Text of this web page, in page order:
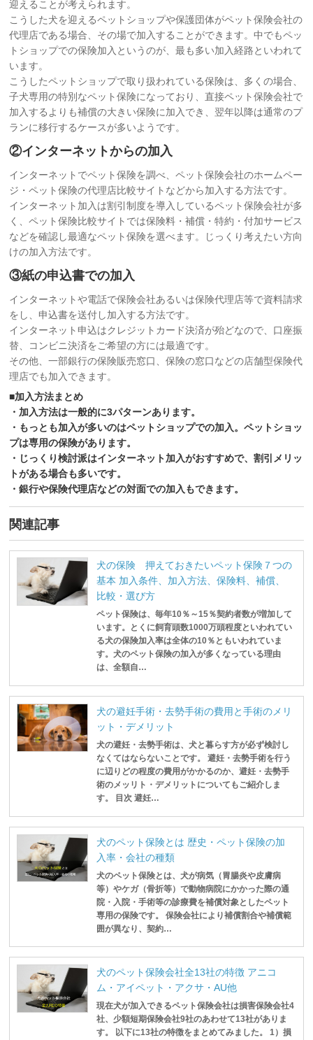
迎えることが考えられます。
こうした犬を迎えるペットショップや保護団体がペット保険会社の
代理店である場合、その場で加入することができます。中でもペッ
トショップでの保険加入というのが、最も多い加入経路といわれて
います。
こうしたペットショップで取り扱われている保険は、多くの場合、
子犬専用の特別なペット保険になっており、直接ペット保険会社で
加入するよりも補償の大きい保険に加入でき、翌年以降は通常のプ
ランに移行するケースが多いようです。
②インターネットからの加入
インターネットでペット保険を調べ、ペット保険会社のホームペー
ジ・ペット保険の代理店比較サイトなどから加入する方法です。
インターネット加入は割引制度を導入しているペット保険会社が多
く、ペット保険比較サイトでは保険料・補償・特約・付加サービス
などを確認し最適なペット保険を選べます。じっくり考えたい方向
けの加入方法です。
③紙の申込書での加入
インターネットや電話で保険会社あるいは保険代理店等で資料請求
をし、申込書を送付し加入する方法です。
インターネット申込はクレジットカード決済が殆どなので、口座振
替、コンビニ決済をご希望の方には最適です。
その他、一部銀行の保険販売窓口、保険の窓口などの店舗型保険代
理店でも加入できます。
■加入方法まとめ
・加入方法は一般的に3パターンあります。
・もっとも加入が多いのはペットショップでの加入。ペットショッ
プは専用の保険があります。
・じっくり検討派はインターネット加入がおすすめで、割引メリッ
トがある場合も多いです。
・銀行や保険代理店などの対面での加入もできます。
関連記事
犬の保険 押えておきたいペット保険７つの
基本 加入条件、加入方法、保険料、補償、
比較・選び方
ペット保険は、毎年10％～15％契約者数が増加して
います。とくに飼育頭数1000万頭程度といわれてい
る犬の保険加入率は全体の10％ともいわれていま
す。犬のペット保険の加入が多くなっている理由
は、全額自…
犬の避妊手術・去勢手術の費用と手術のメリ
ット・デメリット
犬の避妊・去勢手術は、犬と暮らす方が必ず検討し
なくてはならないことです。 避妊・去勢手術を行う
に辺りどの程度の費用がかかるのか、避妊・去勢手
術のメッリト・デメリットについてもご紹介しま
す。 目次 避妊…
犬のペット保険とは 歴史・ペット保険の加
入率・会社の種類
犬のペット保険とは、犬が病気（胃腸炎や皮膚病
等）やケガ（骨折等）で動物病院にかかった際の通
院・入院・手術等の診療費を補償対象としたペット
専用の保険です。 保険会社により補償割合や補償範
囲が異なり、契約…
犬のペット保険会社全13社の特徴 アニコ
ム・アイペット・アクサ・AU他
現在犬が加入できるペット保険会社は損害保険会社4
社、少額短期保険会社9社のあわせて13社がありま
す。 以下に13社の特徴をまとめてみました。 1）損